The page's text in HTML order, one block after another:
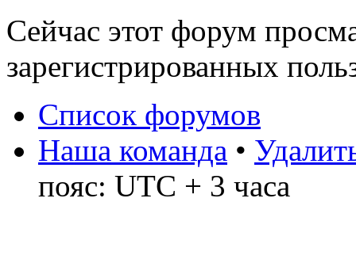
Сейчас этот форум
зарегистрированных
Список форумов
Наша команда •
пояс: UTC + 3 часа